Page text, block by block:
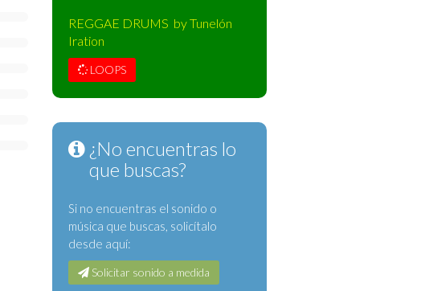
REGGAE DRUMS by Tunelón
Iration
LOOPS
¿No encuentras lo
que buscas?
Si no encuentras el sonido o
música que buscas, solicítalo
desde aquí:
Solicitar sonido a medida